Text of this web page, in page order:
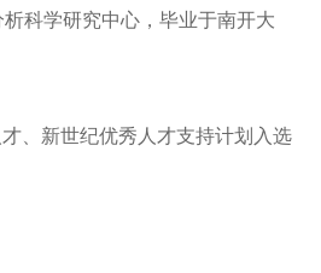
科学研究中心，毕业于南开大
才、新世纪优秀人才支持计划入选